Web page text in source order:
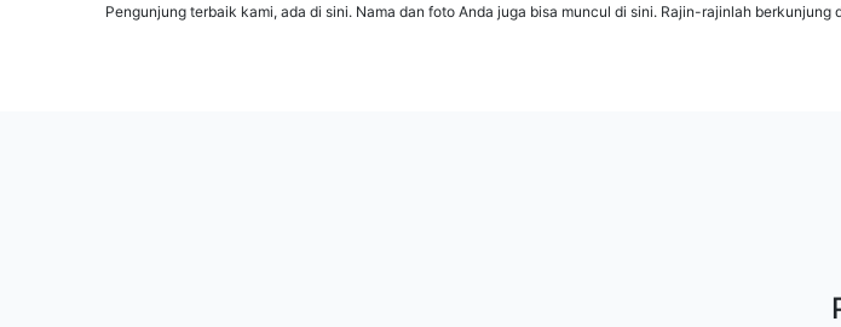
Pengunjung terbaik kami, ada di sini. Nama dan foto Anda juga bisa muncul di sini. Rajin-rajinlah berkunjung